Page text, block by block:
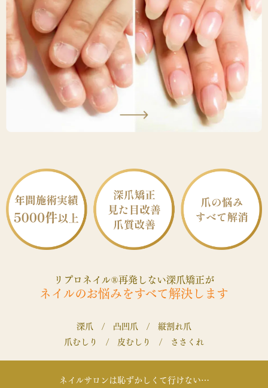
リプロネイル®再発しない深爪矯正が
ネイルのお悩みをすべて解決します
深爪 / 凸凹爪 / 縦割れ爪
爪むしり / 皮むしり / ささくれ
ネイルサロンは恥ずかしくて行けない…